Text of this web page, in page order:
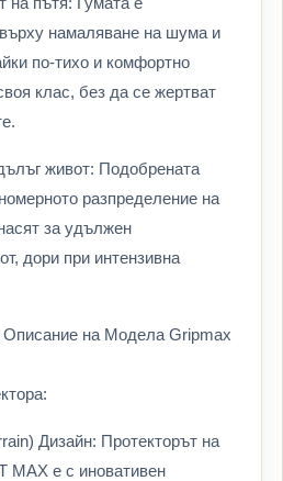
намаляване на шума и
по-тихо и комфортно
клас, без да се жертват
живот: Подобрената
разпределение на
за удължен
дори при интензивна
Описание на Модела Gripmax
Дизайн: Протекторът на
MAX е с иновативен